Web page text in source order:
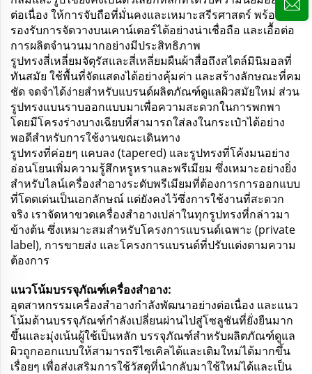
ต่อเนื่อง ให้การจับถือที่มั่นคงและเหมาะสรีรศาสตร์ พร้อม
รองรับการจัดวางบนเคาน์เตอร์ได้อย่างน่าเชื่อถือ และเอื้อต่อ
การผลิตจำนวนมากอย่างมีประสิทธิภาพ
รูปทรงสี่เหลี่ยมจัตุรัสและสี่เหลี่ยมผืนผ้าสื่อถึงสไตล์มินิมอลที่
ทันสมัย ใช้พื้นที่จัดแสดงได้อย่างคุ้มค่า และสร้างลักษณะที่คม
ชัด จดจำได้ง่ายสำหรับแบรนด์ผลิตภัณฑ์ดูแลผิวสมัยใหม่ ส่วน
รูปทรงแบนราบออกแบบมาเพื่อความสะดวกในการพกพา
โดยมีโครงร่างบางเฉียบที่สามารถใส่ลงในกระเป๋าได้อย่าง
พอดีสำหรับการใช้งานขณะเดินทาง
รูปทรงที่ค่อยๆ แคบลง (tapered) และรูปทรงที่โค้งมนอย่าง
อ่อนโยนเพิ่มความรู้สึกหรูหราและพรีเมียม ซึ่งเหมาะอย่างยิ่ง
สำหรับไลน์เครื่องสำอางระดับพรีเมียมที่ต้องการการออกแบบ
ที่โดดเด่นเป็นเอกลักษณ์ แต่ยังคงไว้ซึ่งการใช้งานที่สะดวก
จริง เราจัดหาขวดเครื่องสำอางเปล่าในทุกรูปทรงที่กล่าวมา
ข้างต้น ซึ่งเหมาะสมสำหรับโครงการแบรนด์เฉพาะ (private
label), การขายส่ง และโครงการแบรนด์ที่ปรับแต่งตามความ
ต้องการ
แนวโน้มบรรจุภัณฑ์เครื่องสำอาง:
อุตสาหกรรมเครื่องสำอางกำลังพัฒนาอย่างต่อเนื่อง และแนว
โน้มด้านบรรจุภัณฑ์กำลังเปลี่ยนผ่านไปสู่โซลูชันที่ยั่งยืนมาก
ขึ้นและมุ่งเน้นผู้ใช้เป็นหลัก บรรจุภัณฑ์สำหรับผลิตภัณฑ์ดูแล
ผิวถูกออกแบบให้สามารถรีไซเคิลได้และเติมใหม่ได้มากขึ้น
เรื่อยๆ เพื่อส่งเสริมการใช้วัสดุที่นำกลับมาใช้ใหม่ได้และเป็น